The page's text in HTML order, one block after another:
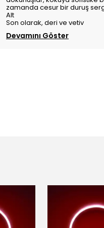
zamanda cesur bir duruş
Alt
Son olarak, deri ve vetiv
Devamını Göster